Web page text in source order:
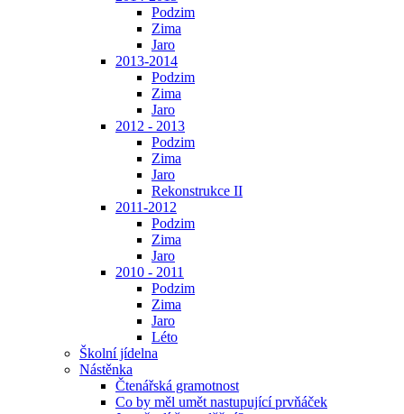
Podzim
Zima
Jaro
2013-2014
Podzim
Zima
Jaro
2012 - 2013
Podzim
Zima
Jaro
Rekonstrukce II
2011-2012
Podzim
Zima
Jaro
2010 - 2011
Podzim
Zima
Jaro
Léto
Školní jídelna
Nástěnka
Čtenářská gramotnost
Co by měl umět nastupující prvňáček